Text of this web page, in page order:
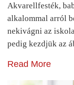
Akvarellfesték,
alkalommal arról
nekivágni az
pedig kezdjük az
Read More